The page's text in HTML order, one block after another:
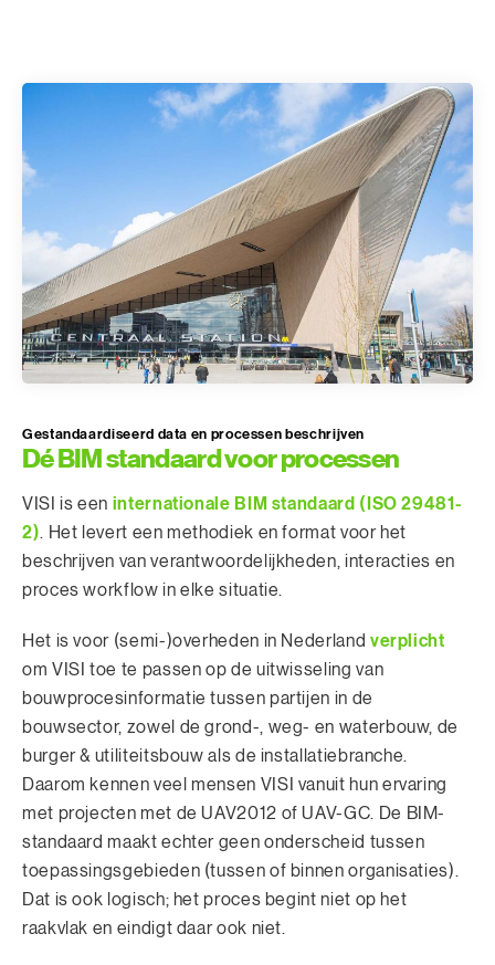
Gestandaardiseerd data en processen beschrijven
Dé BIM standaard voor processen
VISI is een internationale BIM standaard (ISO 29481-
2). Het levert een methodiek en format voor het
beschrijven van verantwoordelijkheden, interacties en
proces workflow in elke situatie.
Het is voor (semi-)overheden in Nederland verplicht
om VISI toe te passen op de uitwisseling van
bouwprocesinformatie tussen partijen in de
bouwsector, zowel de grond-, weg- en waterbouw, de
burger & utiliteitsbouw als de installatiebranche.
Daarom kennen veel mensen VISI vanuit hun ervaring
met projecten met de UAV2012 of UAV-GC. De BIM-
standaard maakt echter geen onderscheid tussen
toepassingsgebieden (tussen of binnen organisaties).
Dat is ook logisch; het proces begint niet op het
raakvlak en eindigt daar ook niet.